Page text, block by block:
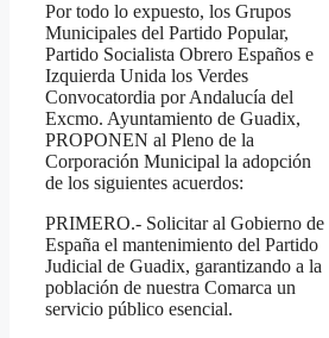
Por todo lo expuesto, los Grupos
Municipales del Partido Popular,
Partido Socialista Obrero Españos e
Izquierda Unida los Verdes
Convocatordia por Andalucía del
Excmo. Ayuntamiento de Guadix,
PROPONEN al Pleno de la
Corporación Municipal la adopción
de los siguientes acuerdos:
PRIMERO.- Solicitar al Gobierno de
España el mantenimiento del Partido
Judicial de Guadix, garantizando a la
población de nuestra Comarca un
servicio público esencial.